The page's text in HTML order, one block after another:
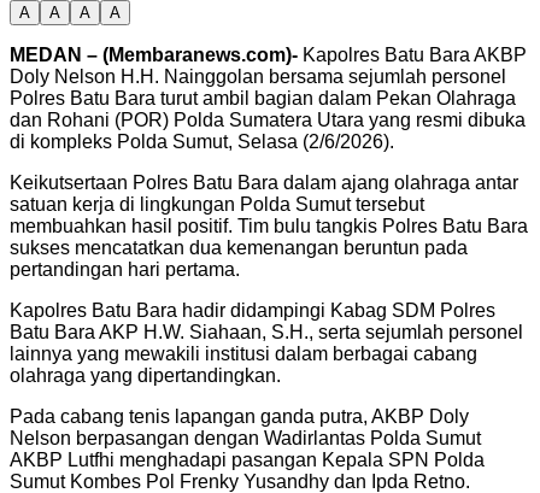
A A A A
MEDAN – (Membaranews.com)- Kapolres Batu Bara AKBP
Doly Nelson H.H. Nainggolan bersama sejumlah personel
Polres Batu Bara turut ambil bagian dalam Pekan Olahraga
dan Rohani (POR) Polda Sumatera Utara yang resmi dibuka
di kompleks Polda Sumut, Selasa (2/6/2026).
Keikutsertaan Polres Batu Bara dalam ajang olahraga antar
satuan kerja di lingkungan Polda Sumut tersebut
membuahkan hasil positif. Tim bulu tangkis Polres Batu Bara
sukses mencatatkan dua kemenangan beruntun pada
pertandingan hari pertama.
Kapolres Batu Bara hadir didampingi Kabag SDM Polres
Batu Bara AKP H.W. Siahaan, S.H., serta sejumlah personel
lainnya yang mewakili institusi dalam berbagai cabang
olahraga yang dipertandingkan.
Pada cabang tenis lapangan ganda putra, AKBP Doly
Nelson berpasangan dengan Wadirlantas Polda Sumut
AKBP Lutfhi menghadapi pasangan Kepala SPN Polda
Sumut Kombes Pol Frenky Yusandhy dan Ipda Retno.